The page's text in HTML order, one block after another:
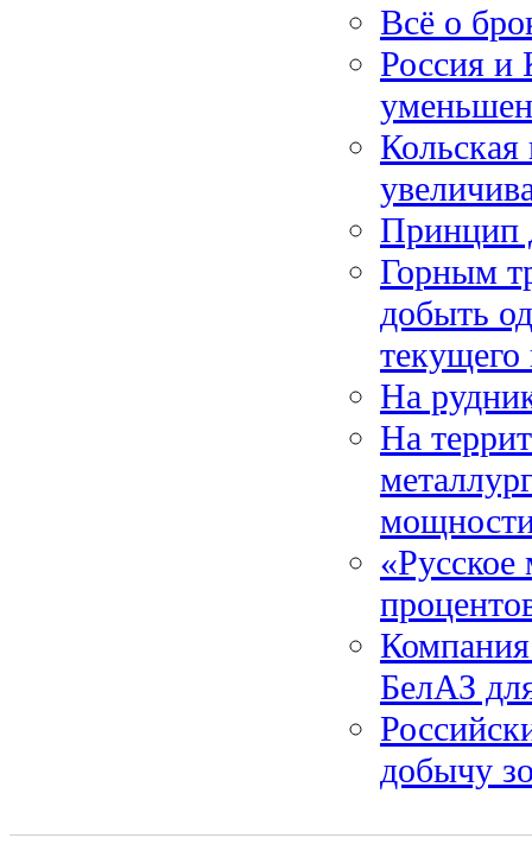
Всё о
Россия и
Кольская
Принцип
Горным
добыть
текущего
На
На
«Русское
БелАЗ
добычу